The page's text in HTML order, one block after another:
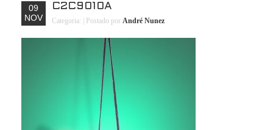
09
NOV
C2C9010A
Categoria: | Postado por André Nunez